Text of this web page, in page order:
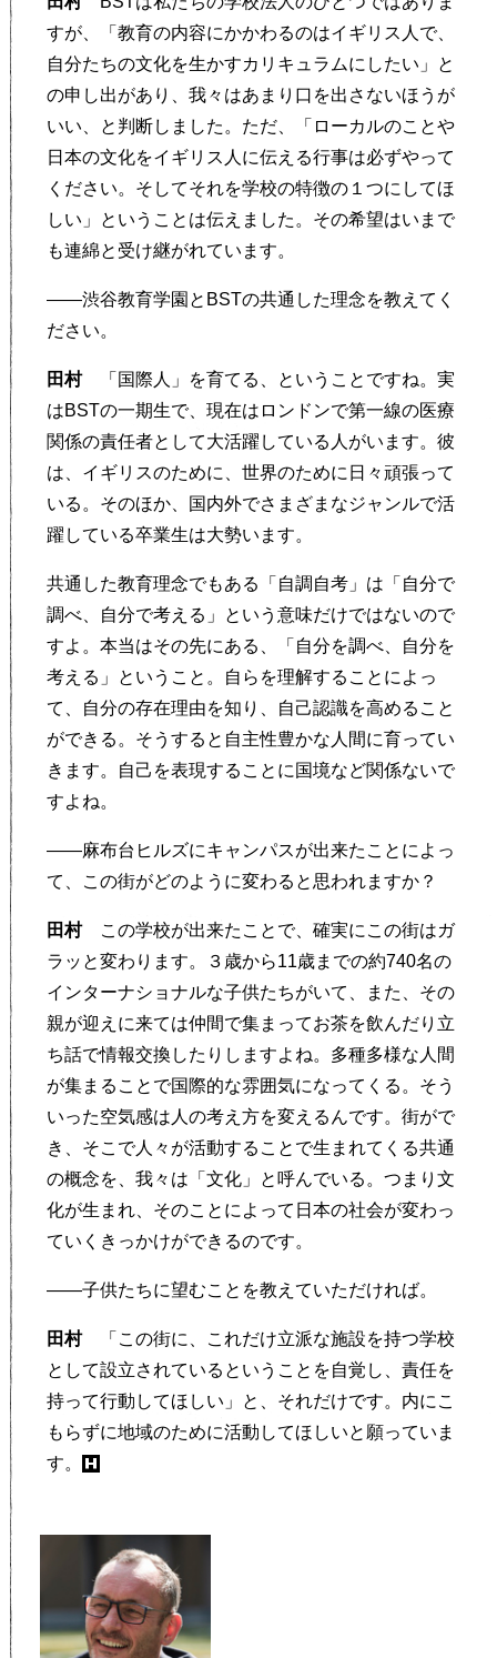
すが、「教育の内容にかかわるのはイギリス人で、
自分たちの文化を生かすカリキュラムにしたい」と
の申し出があり、我々はあまり口を出さないほうが
いい、と判断しました。ただ、「ローカルのことや
日本の文化をイギリス人に伝える行事は必ずやって
ください。そしてそれを学校の特徴の１つにしてほ
しい」ということは伝えました。その希望はいまで
も連綿と受け継がれています。
——渋谷教育学園とBSTの共通した理念を教えてく
ださい。
田村「国際人」を育てる、ということですね。実
はBSTの一期生で、現在はロンドンで第一線の医療
関係の責任者として大活躍している人がいます。彼
は、イギリスのために、世界のために日々頑張って
いる。そのほか、国内外でさまざまなジャンルで活
躍している卒業生は大勢います。
共通した教育理念でもある「自調自考」は「自分で
調べ、自分で考える」という意味だけではないので
すよ。本当はその先にある、「自分を調べ、自分を
考える」ということ。自らを理解することによっ
て、自分の存在理由を知り、自己認識を高めること
ができる。そうすると自主性豊かな人間に育ってい
きます。自己を表現することに国境など関係ないで
すよね。
——麻布台ヒルズにキャンパスが出来たことによっ
て、この街がどのように変わると思われますか？
田村この学校が出来たことで、確実にこの街はガ
ラッと変わります。３歳から11歳までの約740名の
インターナショナルな子供たちがいて、また、その
親が迎えに来ては仲間で集まってお茶を飲んだり立
ち話で情報交換したりしますよね。多種多様な人間
が集まることで国際的な雰囲気になってくる。そう
いった空気感は人の考え方を変えるんです。街がで
き、そこで人々が活動することで生まれてくる共通
の概念を、我々は「文化」と呼んでいる。つまり文
化が生まれ、そのことによって日本の社会が変わっ
ていくきっかけができるのです。
——子供たちに望むことを教えていただければ。
田村「この街に、これだけ立派な施設を持つ学校
として設立されているということを自覚し、責任を
持って行動してほしい」と、それだけです。内にこ
もらずに地域のために活動してほしいと願っていま
す。